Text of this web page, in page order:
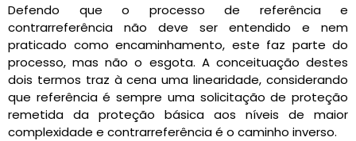
Defendo que o processo de referência e
contrarreferência não deve ser entendido e nem
praticado como encaminhamento, este faz parte do
processo, mas não o esgota. A conceituação destes
dois termos traz à cena uma linearidade, considerando
que referência é sempre uma solicitação de proteção
remetida da proteção básica aos níveis de maior
complexidade e contrarreferência é o caminho inverso.